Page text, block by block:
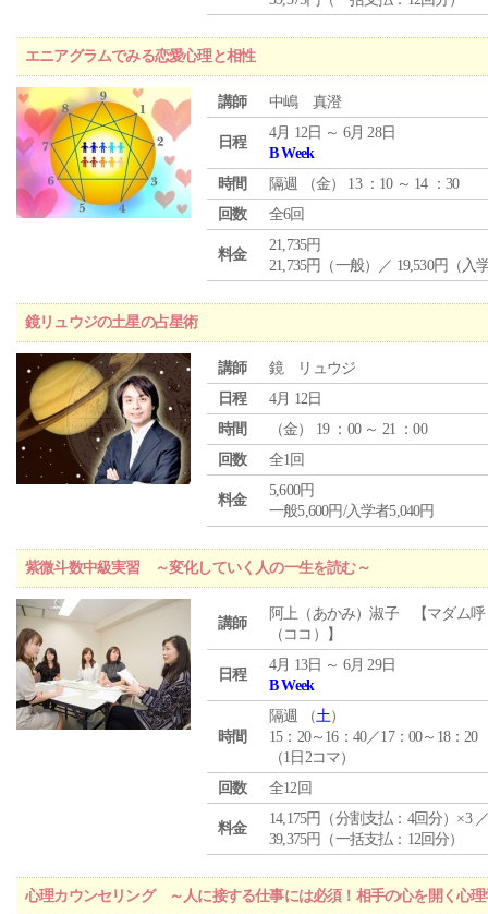
エニアグラムでみる恋愛心理と相性
講師 中嶋 真澄
日程
4月 12日 ～ 6月 28日
B Week
時間
隔週 （金） 13 ：10 ～ 14 ：30
回数
全6回
料金
21,735円
21,735円（一般）／ 19,530円（入
鏡リュウジの土星の占星術
講師
鏡 リュウジ
日程
4月 12日
時間
（金） 19 ：00 ～ 21 ：00
回数
全1回
料金
5,600円
一般5,600円/入学者5,040円
紫微斗数中級実習 ～変化していく人の一生を読む～
講師
阿上（あかみ）淑子 【マダム呼
（ココ）】
日程
4月 13日 ～ 6月 29日
B Week
時間
隔週 （土）
15：20～16：40／17：00～18：20
（1日2コマ）
回数
全12回
料金
14,175円（分割支払：4回分）×3
39,375円（一括支払：12回分）
心理カウンセリング ～人に接する仕事には必須！相手の心を開く心理